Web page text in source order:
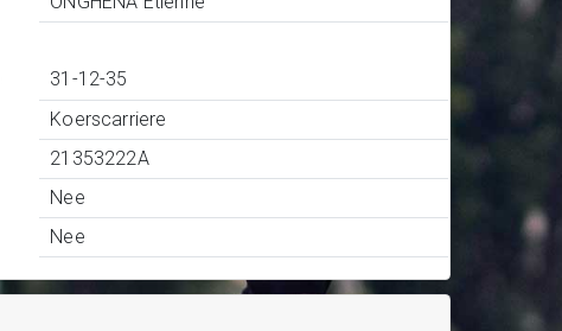
31-12-35
Koerscarriere
21353222A
Nee
Nee